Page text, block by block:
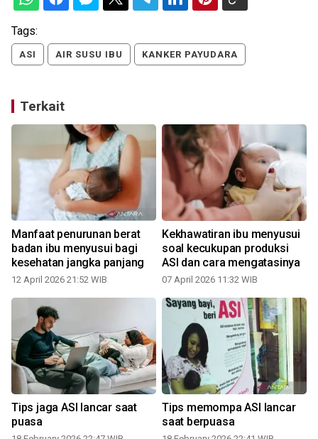
Tags:
ASI AIR SUSU IBU KANKER PAYUDARA
Terkait
Manfaat penurunan berat
badan ibu menyusui bagi
kesehatan jangka panjang
12 April 2026 21:52 WIB
Kekhawatiran ibu menyusui
soal kecukupan produksi
ASI dan cara mengatasinya
07 April 2026 11:32 WIB
Tips jaga ASI lancar saat
puasa
Tips memompa ASI lancar
saat berpuasa